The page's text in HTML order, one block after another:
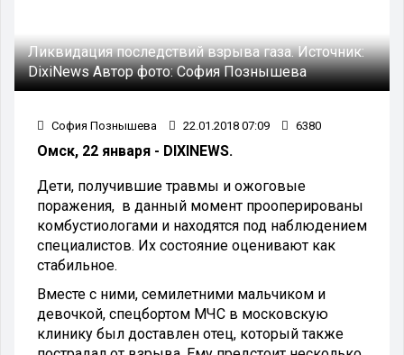
Ликвидация последствий взрыва газа.Источник:
DixiNewsАвтор фото:София Познышева
София Познышева 22.01.2018 07:09 6380
Омск, 22 января - DIXINEWS.
Дети, получившие травмы и ожоговые
поражения, в данный момент прооперированы
комбустиологами и находятся под наблюдением
специалистов. Их состояние оценивают как
стабильное.
Вместе с ними, семилетними мальчиком и
девочкой, спецбортом МЧС в московскую
клинику был доставлен отец, который также